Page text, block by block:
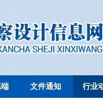
文件通知 行业